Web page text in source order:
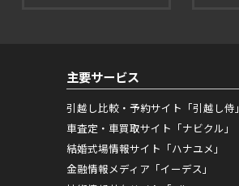
主要サービス
引越し比較・予約サイト「引越し侍」
車査定・車買取サイト「ナビクル」
結婚式場情報サイト「ハナユメ」
金融情報メディア「イーデス」